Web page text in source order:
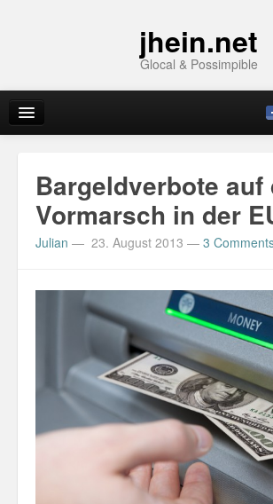
jhein.net
Glocal & Possimpible
Info
Archive
Misc
Business Server Cashflow
Bargeldverbote auf
Vormarsch in der
Julian — 23. August 2013 — 3